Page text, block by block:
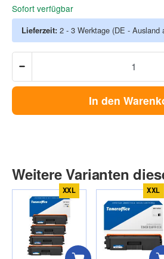
Sofort verfügbar
Lieferzeit: 2 - 3 Werktage (DE - Ausland
In den
Weitere Varianten
XXL XXL